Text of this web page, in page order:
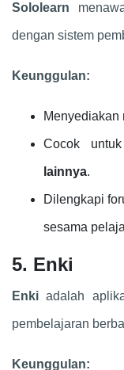
Sololearn
dengan sistem
Keunggulan:
Menyediakan
Cocok
lainnya.
Dilengkapi
sesama
5. Enki
Enki adalah
pembelajaran
Keunggulan: